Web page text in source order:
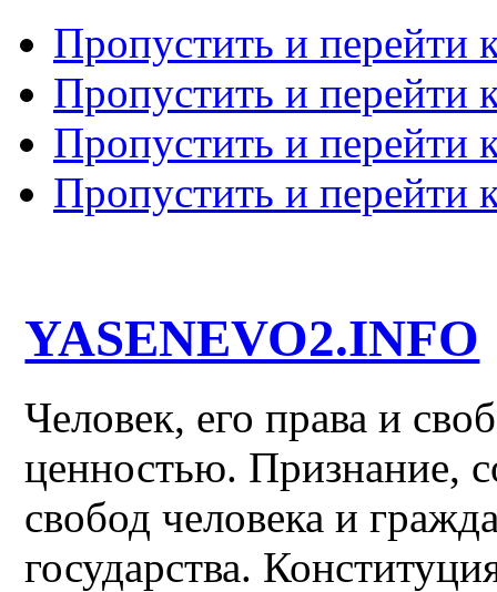
Пропустить и перейти
Пропустить и перейти
Пропустить и перейти
Пропустить и перейти
YASENEVO2.INFO
Человек, его права и
ценностью. Признание,
свобод человека и
государства.